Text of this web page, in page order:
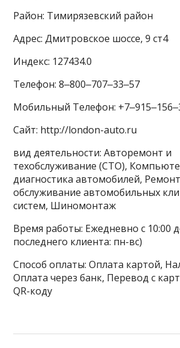
Район: Тимирязевский район
Адрес: Дмитровское шоссе, 9 ст4
Индекс: 127434.0
Телефон: 8‒800‒707‒33‒57
Мобильный Телефон:
Сайт: http://london-auto.ru
вид деятельности: Авторемонт и
техобслуживание (СТО),
диагностика автомобилей,
обслуживание автомобильных
систем, Шиномонтаж
Время работы: Ежедневно с 10:00
последнего клиента: пн-вс)
Способ оплаты: Оплата картой,
Оплата через банк, Перевод с
QR-коду